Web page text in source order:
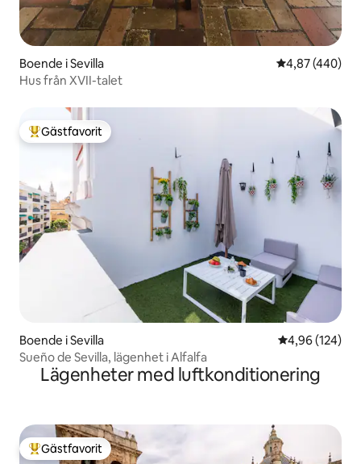
Boende i Sevilla 4,87 av 5 i
4,87 (440)
Hus från XVII-talet
Populär gästfavorit
Gästfavorit
Boende i Sevilla 4,96 av 5 i
4,96 (124)
Sueño de Sevilla, lägenhet i Alfalfa
Lägenheter med luftkonditionering
Populär gästfavorit
Gästfavorit